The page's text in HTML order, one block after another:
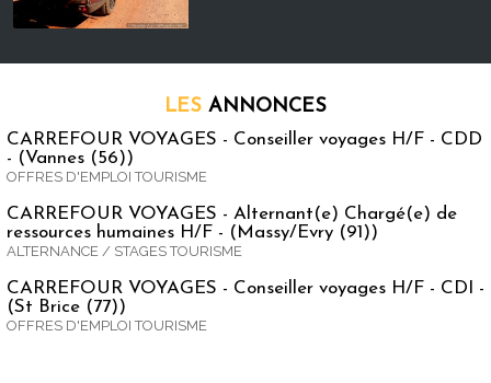
LES ANNONCES
CARREFOUR VOYAGES - Conseiller voyages H/F - CDD
- (Vannes (56))
OFFRES D'EMPLOI TOURISME
CARREFOUR VOYAGES - Alternant(e) Chargé(e) de
ressources humaines H/F - (Massy/Evry (91))
ALTERNANCE / STAGES TOURISME
CARREFOUR VOYAGES - Conseiller voyages H/F - CDI -
(St Brice (77))
OFFRES D'EMPLOI TOURISME